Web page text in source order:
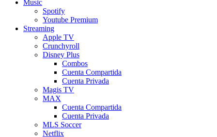
Music
Spotify
Youtube Premium
Streaming
Apple TV
Crunchyroll
Disney Plus
Combos
Cuenta Compartida
Cuenta Privada
Magis TV
MAX
Cuenta Compartida
Cuenta Privada
MLS Soccer
Netflix